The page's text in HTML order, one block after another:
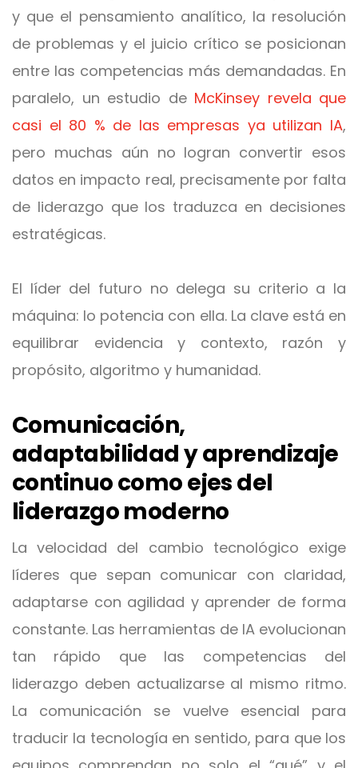
y que el pensamiento analítico, la resolución
de problemas y el juicio crítico se posicionan
entre las competencias más demandadas. En
paralelo, un estudio de McKinsey revela que
casi el 80 % de las empresas ya utilizan IA,
pero muchas aún no logran convertir esos
datos en impacto real, precisamente por falta
de liderazgo que los traduzca en decisiones
estratégicas.
El líder del futuro no delega su criterio a la
máquina: lo potencia con ella. La clave está en
equilibrar evidencia y contexto, razón y
propósito, algoritmo y humanidad.
Comunicación,
adaptabilidad y aprendizaje
continuo como ejes del
liderazgo moderno
La velocidad del cambio tecnológico exige
líderes que sepan comunicar con claridad,
adaptarse con agilidad y aprender de forma
constante. Las herramientas de IA evolucionan
tan rápido que las competencias del
liderazgo deben actualizarse al mismo ritmo.
La comunicación se vuelve esencial para
traducir la tecnología en sentido, para que los